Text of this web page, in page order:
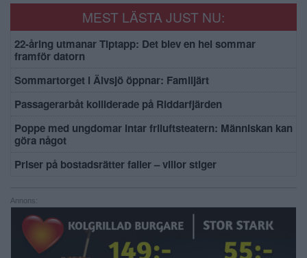
MEST LÄSTA JUST NU:
22-åring utmanar Tiptapp: Det blev en hel sommar
framför datorn
Sommartorget i Älvsjö öppnar: Familjärt
Passagerarbåt kolliderade på Riddarfjärden
Poppe med ungdomar intar friluftsteatern: Människan kan
göra något
Priser på bostadsrätter faller – villor stiger
Annons: